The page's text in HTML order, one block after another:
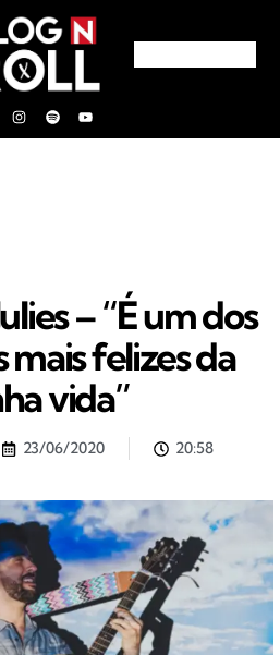
– “É um dos
felizes da
vida”
23/06/2020 20:58